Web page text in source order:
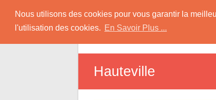
Nous utilisons des cookies pour vous garantir la
l'utilisation des cookies. En Savoir Plus ...
content
Pompe à Chaleur
Informations sur les Pompes à Chaleur
Hauteville